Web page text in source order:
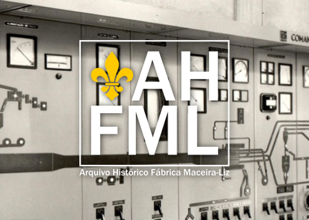
Skip to main content